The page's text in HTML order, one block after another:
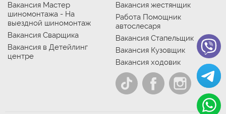
Вакансия Мастер
шиномонтажа - На
выездной шиномонтаж
Вакансия Сварщика
Вакансия в Детейлинг
центре
Вакансия жестянщик
Работа Помощник
автослесаря
Вакансия Стапельщик
Вакансия Кузовщик
Вакансия ходовик